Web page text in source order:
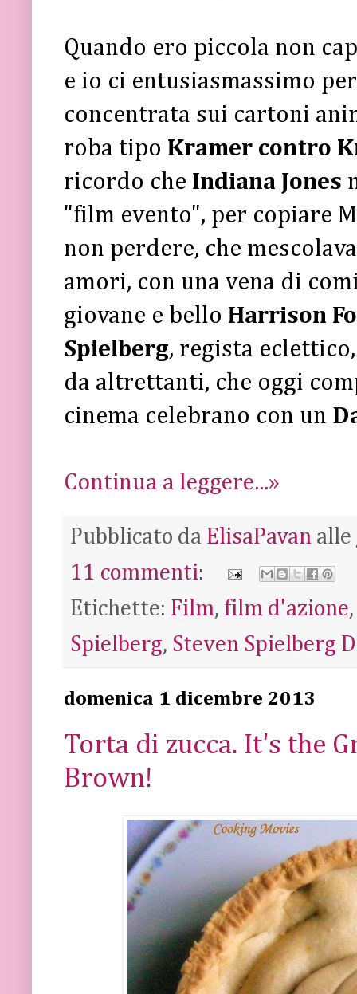
Quando ero piccola non
e io ci entusiasmassimo
concentrata sui cartoni
roba tipo Kramer contro
ricordo che Indiana Jones
"film evento", per copiare
non perdere, che
amori, con una vena di
giovane e bello Harrison
Spielberg, regista
da altrettanti, che oggi
cinema celebrano con un
Continua a leggere...»
Pubblicato da ElisaPavan alle
11 commenti:
Etichette: Film, film d'azione
Spielberg, Steven Spielberg
domenica 1 dicembre 2013
Torta di zucca. It's the
Brown!